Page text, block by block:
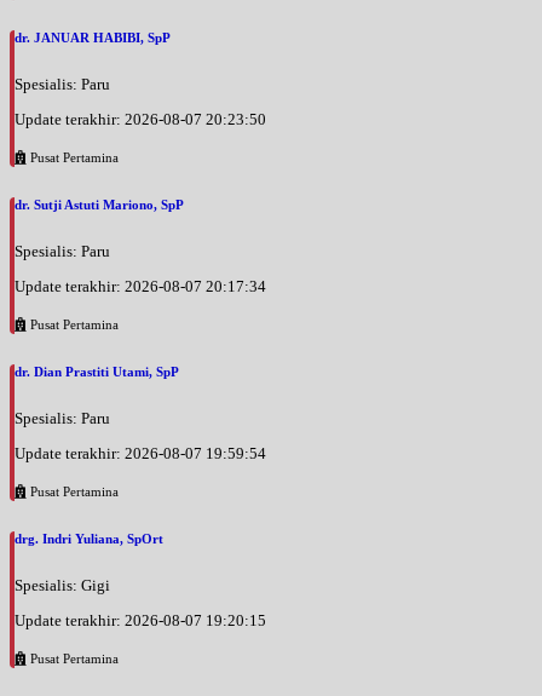
dr. JANUAR HABIBI, SpP
Spesialis: Paru
Update terakhir: 2026-08-07 20:23:50
Pusat Pertamina
dr. Sutji Astuti Mariono, SpP
Spesialis: Paru
Update terakhir: 2026-08-07 20:17:34
Pusat Pertamina
dr. Dian Prastiti Utami, SpP
Spesialis: Paru
Update terakhir: 2026-08-07 19:59:54
Pusat Pertamina
drg. Indri Yuliana, SpOrt
Spesialis: Gigi
Update terakhir: 2026-08-07 19:20:15
Pusat Pertamina